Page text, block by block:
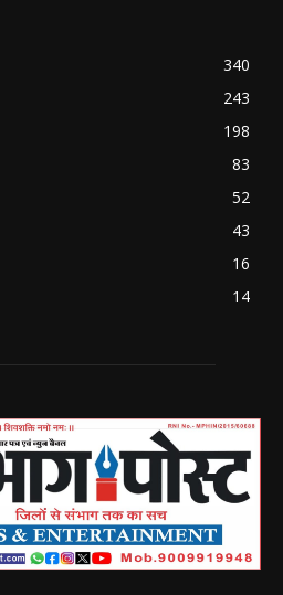
340
243
198
83
52
43
16
14